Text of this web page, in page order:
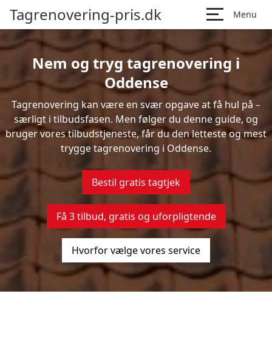
Tagrenovering-pris.dk Menu
Nem og tryg tagrenovering i
Oddense
Tagrenovering kan være en svær opgave at få hul på –
særligt i tilbudsfasen. Men følger du denne guide, og
bruger vores tilbudstjeneste, får du den letteste og mest
trygge tagrenovering i Oddense.
Bestil gratis tagtjek
Få 3 tilbud, gratis og uforpligtende
Hvorfor vælge vores service